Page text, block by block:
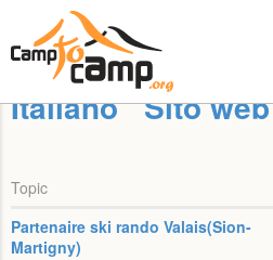
Italiano Sito web
Topic
Partenaire ski rando Valais(Sion-
Martigny)